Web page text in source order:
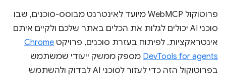
פרוטוקול WebMCP מיועד לאינטרנט מבוסס-סוכנים, שבו
סוכני AI יכולים לגלות את הכלים באתר שלכם ולקיים איתם
אינטראקציות. לפיתוח בעזרת סוכנים, פרויקט Chrome
DevTools for agents מספק ממשק ייעודי שמשתמש
בפרוטוקול הזה כדי לעזור לסוכני AI לבדוק ולהשתמש